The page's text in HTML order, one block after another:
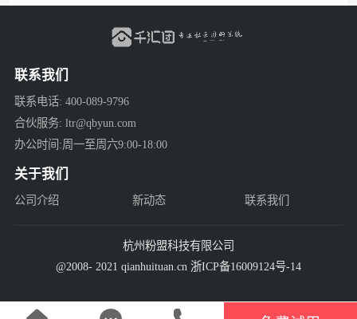
联系我们
联系电话: 400-089-9796
合伙服务: ltr@qbyun.com
办公时间:周一至周六9:00-18:00
关于我们
公司介绍 新动态 联系我们
杭州粉盟科技有限公司
@2008- 2021 qianhuituan.cn 浙ICP备16009124号-14